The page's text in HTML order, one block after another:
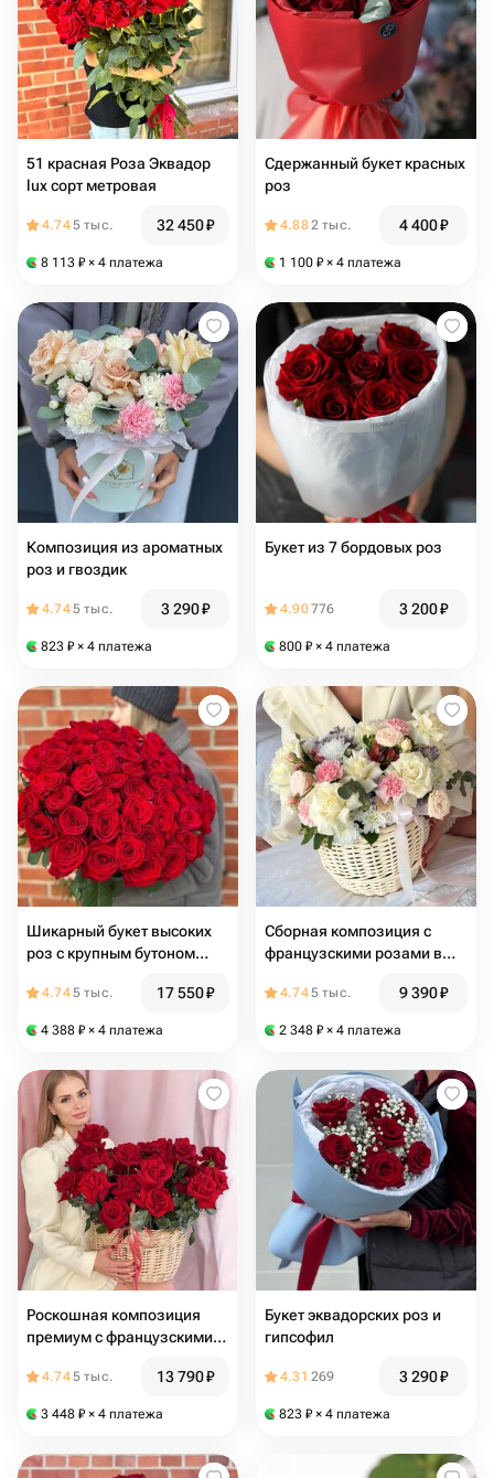
51 красная Роза Эквадор
lux сорт метровая
4.745 тыс. 32 450₽
8 113 ₽ × 4 платежа
Сдержанный букет красных
роз
4.882 тыс. 4 400₽
1 100 ₽ × 4 платежа
Композиция из ароматных
роз и гвоздик
4.745 тыс. 3 290₽
823 ₽ × 4 платежа
Букет из 7 бордовых роз
4.90776 3 200₽
800 ₽ × 4 платежа
Шикарный букет высоких
роз с крупным бутоном
4.745 тыс. 17 550₽
4 388 ₽ × 4 платежа
Сборная композиция с
французскими розами в
4.745 тыс. 9 390₽
2 348 ₽ × 4 платежа
Роскошная композиция
премиум с французскими
4.745 тыс. 13 790₽
3 448 ₽ × 4 платежа
Букет эквадорских роз и
гипсофил
4.31 269 3 290₽
823 ₽ × 4 платежа